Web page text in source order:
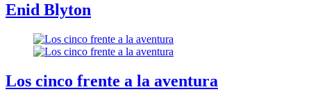
Enid Blyton
Los cinco frente a la aventura